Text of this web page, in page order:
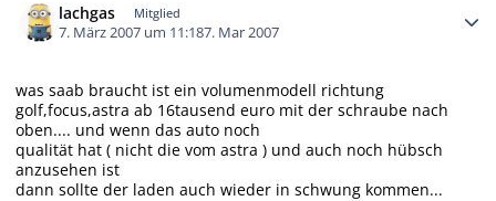
lachgas Mitglied
7. März 2007 um 11:187. Mar 2007
was saab braucht ist ein volumenmodell richtung
golf,focus,astra ab 16tausend euro mit der schraube nach
oben.... und wenn das auto noch
qualität hat ( nicht die vom astra ) und auch noch hübsch
anzusehen ist
dann sollte der laden auch wieder in schwung kommen...